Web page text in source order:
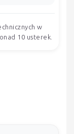
w
10 usterek.